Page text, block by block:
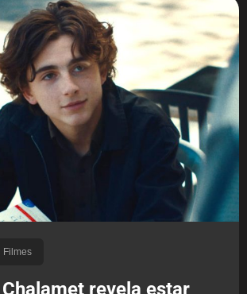
Filmes
revela estar